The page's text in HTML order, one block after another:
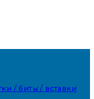
/ биты / вставки